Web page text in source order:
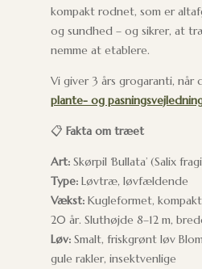
kompakt rodnet, som er
og sundhed – og sikrer, at
nemme at etablere.
Vi giver 3 års grogaranti, når
plante- og
📋 Fakta om træet
Art:Skørpil ‘Bullata’ (Salix
Type:Løvtræ, løvfældende
Vækst:Kugleformet,
20 år. Sluthøjde 8–12 m,
Løv:Smalt, friskgrønt løv
gule rakler, insektvenlige